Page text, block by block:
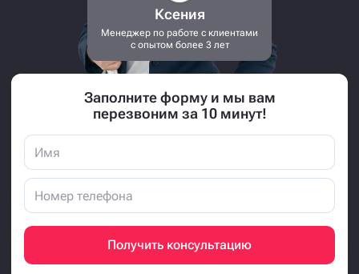
Ксения
Менеджер по работе с клиентами
с опытом более 3 лет
Заполните форму и мы вам
перезвоним за 10 минут!
Получить консультацию